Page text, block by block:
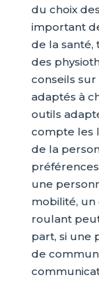
du choix
important
de la
des
conseils
adaptés à
outils
compte les
de la
une
mobilité,
roulant
part, si une
de